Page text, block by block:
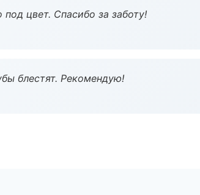
цвет. Спасибо за заботу!
блестят. Рекомендую!